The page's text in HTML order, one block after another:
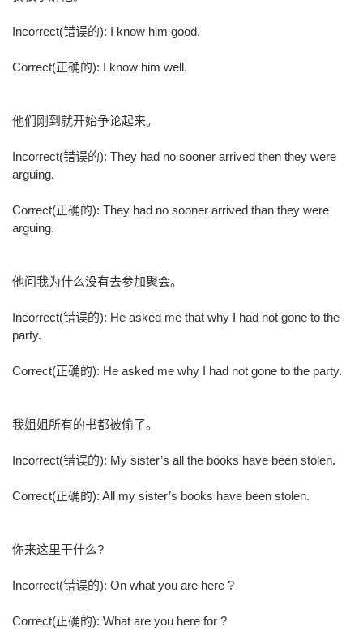
Incorrect(错误的): I know him good.
Correct(正确的): I know him well.
他们刚到就开始争论起来。
Incorrect(错误的): They had no sooner arrived then they were
arguing.
Correct(正确的): They had no sooner arrived than they were
arguing.
他问我为什么没有去参加聚会。
Incorrect(错误的): He asked me that why I had not gone to the
party.
Correct(正确的): He asked me why I had not gone to the party.
我姐姐所有的书都被偷了。
Incorrect(错误的): My sister’s all the books have been stolen.
Correct(正确的): All my sister’s books have been stolen.
你来这里干什么?
Incorrect(错误的): On what you are here ?
Correct(正确的): What are you here for ?